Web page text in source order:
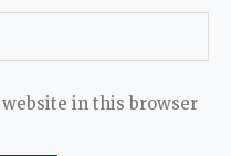
in this browser